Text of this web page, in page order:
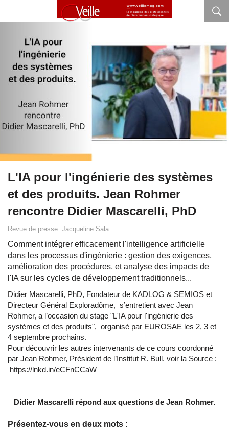
L'IA pour l'ingénierie des systèmes
et des produits. Jean Rohmer
rencontre Didier Mascarelli, PhD
Revue de presse. Jacqueline Sala
Comment intégrer efficacement l'intelligence artificielle
dans les processus d'ingénierie : gestion des exigences,
amélioration des procédures, et analyse des impacts de
l'IA sur les cycles de développement traditionnels...
Didier Mascarelli, PhD, Fondateur de KADLOG & SEMIOS et
Directeur Général Exploradôme, s’entretient avec Jean
Rohmer, a l’occasion du stage "L'IA pour l'ingénierie des
systèmes et des produits", organisé par EUROSAE les 2, 3 et
4 septembre prochains.
Pour découvrir les autres intervenants de ce cours coordonné
par Jean Rohmer, Président de l’Institut R. Bull. voir la Source :
https://lnkd.in/eCFnCCaW
Didier Mascarelli répond aux questions de Jean Rohmer.
Présentez-vous en deux mots :